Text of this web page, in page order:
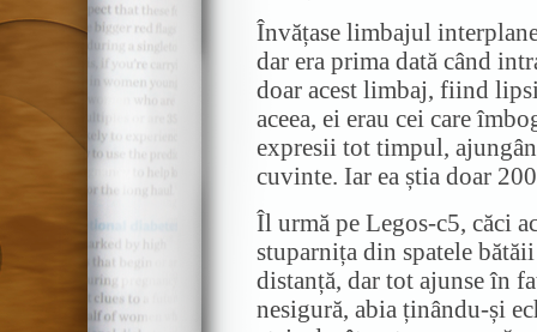
Învățase limbajul
dar era prima dată când
doar acest limbaj, fiind
aceea, ei erau cei care
expresii tot timpul,
cuvinte. Iar ea știa doar
Îl urmă pe Legos-c5, căci
stuparnița din spatele
distanță, dar tot ajunse în
nesigură, abia ținându-și